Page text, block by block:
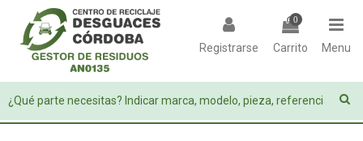
Registrarse
0
Carrito Menu